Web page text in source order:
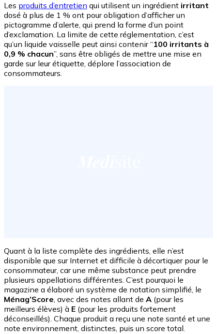
Les produits d’entretien qui utilisent un ingrédient irritant
dosé à plus de 1 % ont pour obligation d’afficher un
pictogramme d’alerte, qui prend la forme d’un point
d’exclamation. La limite de cette réglementation, c’est
qu’un liquide vaisselle peut ainsi contenir “100 irritants à
0,9 % chacun”, sans être obligés de mettre une mise en
garde sur leur étiquette, déplore l’association de
consommateurs.
Quant à la liste complète des ingrédients, elle n’est
disponible que sur Internet et difficile à décortiquer pour le
consommateur, car une même substance peut prendre
plusieurs appellations différentes. C’est pourquoi le
magazine a élaboré un système de notation simplifié, le
Ménag’Score, avec des notes allant de A (pour les
meilleurs élèves) à E (pour les produits fortement
déconseillés). Chaque produit a reçu une note santé et une
note environnement, distinctes, puis un score total.